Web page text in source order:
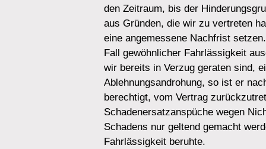
den Zeitraum, bis der
aus Gründen, die wir zu vertreten
eine angemessene Nachfrist
Fall gewöhnlicher Fahrlässigkeit
wir bereits in Verzug geraten sind,
Ablehnungsandrohung, so ist er
berechtigt, vom Vertrag
Schadenersatzanspüche wegen
Schadens nur geltend gemacht
Fahrlässigkeit beruhte.